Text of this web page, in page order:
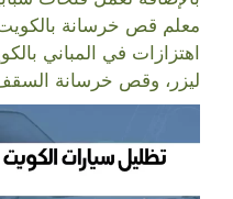
معلم قص خرسانة
اهتزازات في المباني
ليزر، وقص خرسانة